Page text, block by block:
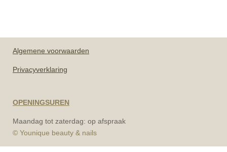
Algemene voorwaarden
Privacyverklaring
OPENINGSUREN
Maandag tot zaterdag: op afspraak
© Younique beauty & nails